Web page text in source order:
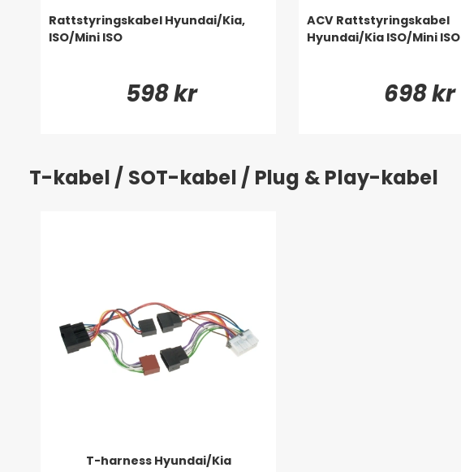
Rattstyringskabel Hyundai/Kia,
ISO/Mini ISO
598 kr
ACV Rattstyringskabel
Hyundai/Kia ISO/Mini ISO
698 kr
T-kabel / SOT-kabel / Plug & Play-kabel
T-harness Hyundai/Kia